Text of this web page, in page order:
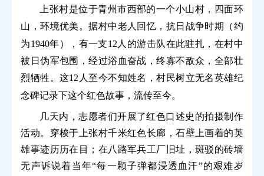
上张村是位于青州市西部的一个小山村，四面环
山，环境优美。据村中老人回忆，抗日战争时期（约
为1940年），有一支12人的游击队在此驻扎，在村中
被日伪军包围，经过浴血奋战，终寡不敌众，全部壮
烈牺牲。这12人至今不知姓名，村民树立无名英雄纪
念碑记录下这个红色故事，流传至今。
几天内，志愿者们开展了红色口述史的拍摄制作
活动。穿梭于上张村千米红色长廊，石壁上画着的英
雄事迹历历在目；在八路军兵工厂旧址，斑驳的砖墙
无声诉说着当年“每一颗子弹都浸透血汗”的艰难岁